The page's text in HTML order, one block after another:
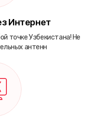
Интернет
точке Узбекистана! Не
антенн